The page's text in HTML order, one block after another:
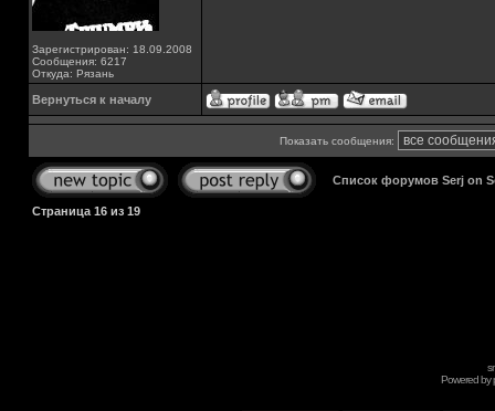
Зарегистрирован: 18.09.2008
Сообщения: 6217
Откуда: Рязань
Вернуться к началу
Показать сообщения:
Список форумов Serj on
Страница 16 из 19
Powered by